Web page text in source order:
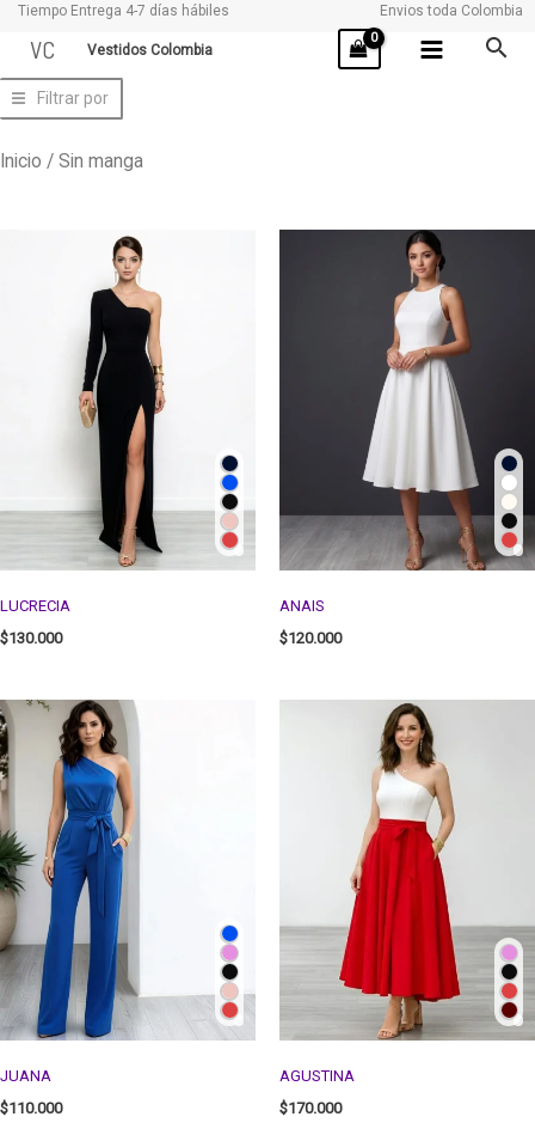
contenido
Tiempo Entrega 4-7 días hábiles Envios toda Colombia
VC Vestidos Colombia
Filtrar por
Inicio / Sin manga
LUCRECIA
$130.000
ANAIS
$120.000
JUANA
$110.000
AGUSTINA
$170.000